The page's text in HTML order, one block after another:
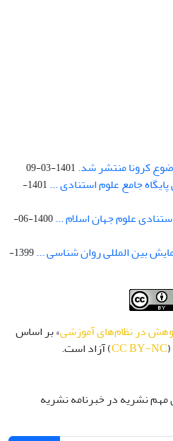
1401-03-09
1401-
1400-06-
بین المللی روان شناسی ...
1399-
در نظام‌های آموزشی» بر اساس
CC BY-NC) آزاد است.
مهم نشریه در خبرنامه نشریه